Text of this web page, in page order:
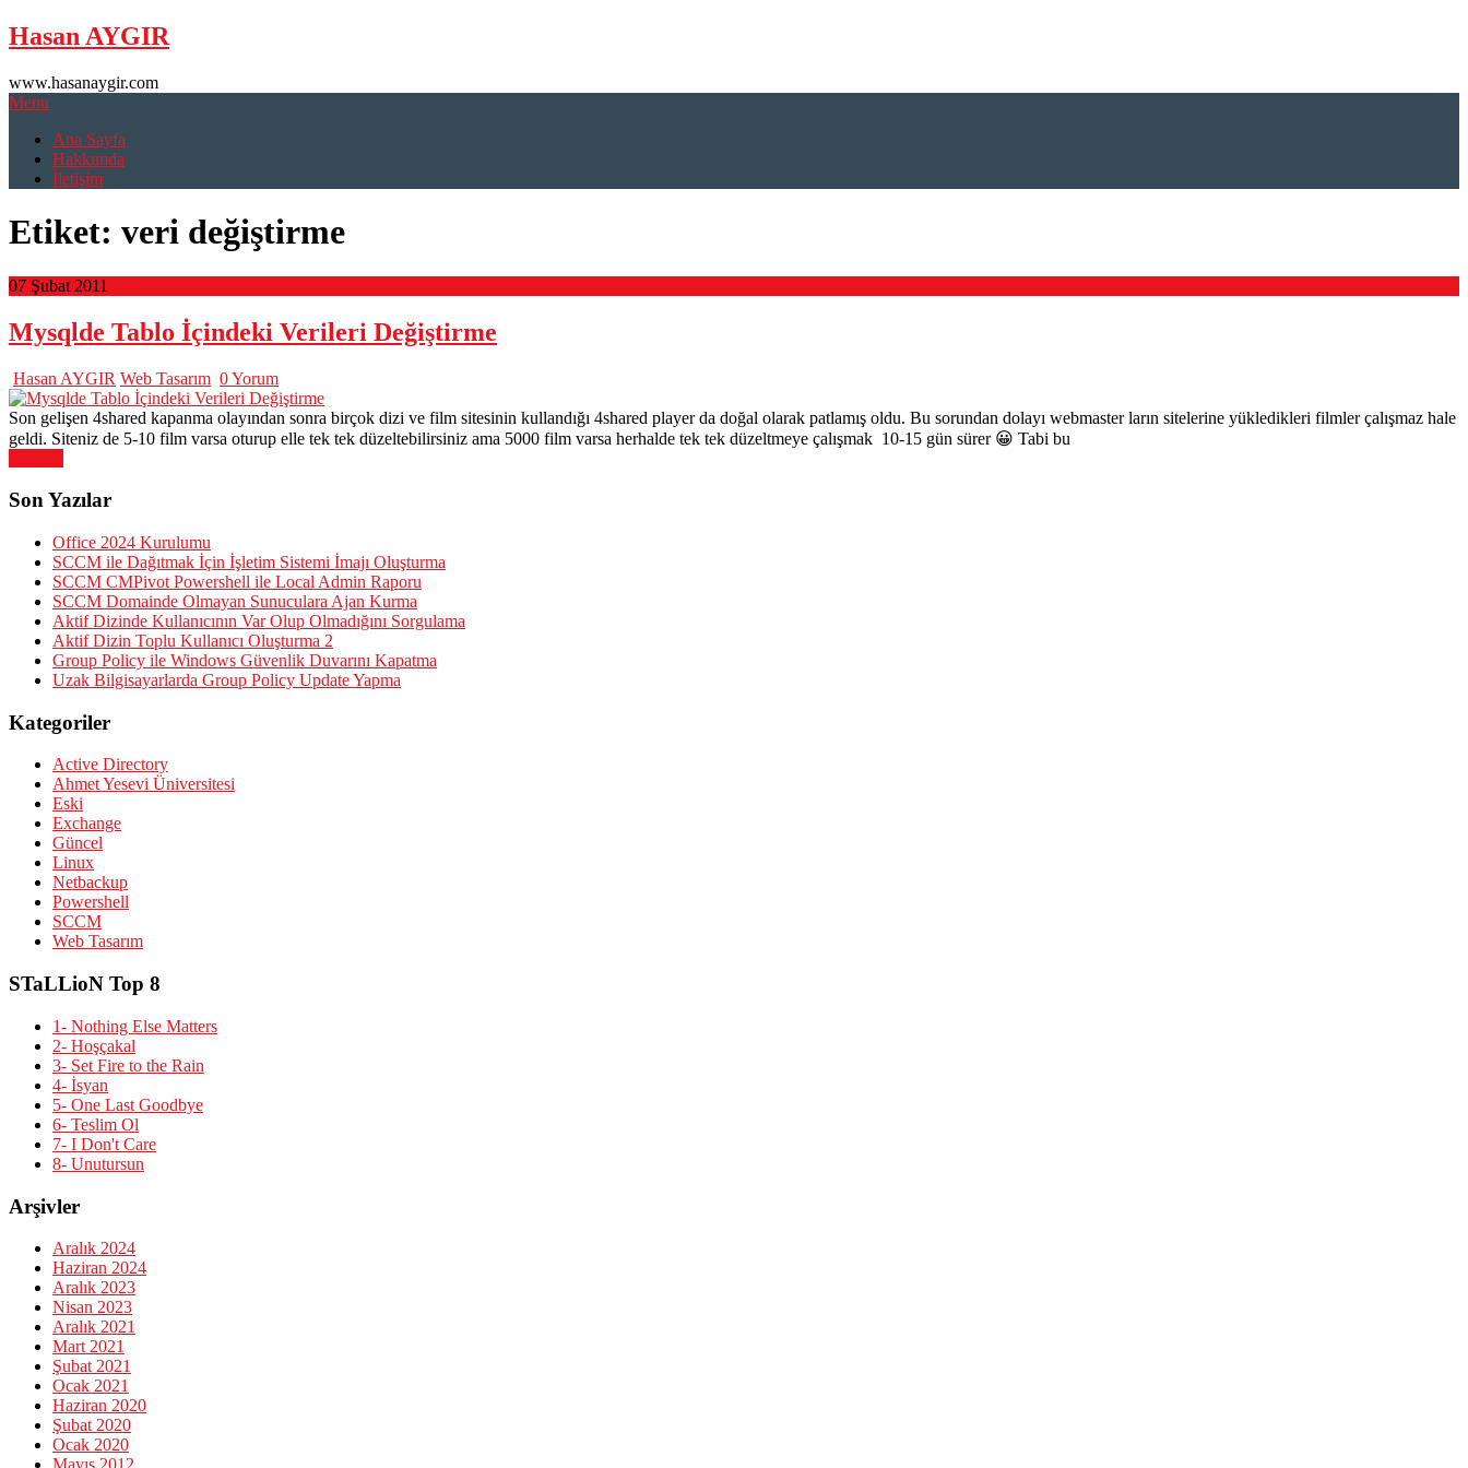
Skip
to
Hasan AYGIR
www.hasanaygir.com
Menu
Ana Sayfa
Hakkımda
İletişim
Etiket: veri değiştirme
07 Şubat 2011
Mysqlde Tablo İçindeki Verileri Değiştirme
Hasan AYGIR Web Tasarım 0 Yorum
Son gelişen 4shared kapanma olayından sonra birçok dizi ve film sitesinin kullandığı 4shared player da doğal olarak patlamış oldu. Bu sorundan dolayı webmaster ların sitelerine yükledikleri filmler çalışmaz hale
geldi. Siteniz de 5-10 film varsa oturup elle tek tek düzeltebilirsiniz ama 5000 film varsa herhalde tek tek düzeltmeye çalışmak 10-15 gün sürer 😀 Tabi bu
Son Yazılar
Office 2024 Kurulumu
SCCM ile Dağıtmak İçin İşletim Sistemi İmajı Oluşturma
SCCM CMPivot Powershell ile Local Admin Raporu
SCCM Domainde Olmayan Sunuculara Ajan Kurma
Aktif Dizinde Kullanıcının Var Olup Olmadığını Sorgulama
Aktif Dizin Toplu Kullanıcı Oluşturma 2
Group Policy ile Windows Güvenlik Duvarını Kapatma
Uzak Bilgisayarlarda Group Policy Update Yapma
Kategoriler
Active Directory
Ahmet Yesevi Üniversitesi
Eski
Exchange
Güncel
Linux
Netbackup
Powershell
SCCM
Web Tasarım
STaLLioN Top 8
1- Nothing Else Matters
2- Hoşçakal
3- Set Fire to the Rain
4- İsyan
5- One Last Goodbye
6- Teslim Ol
7- I Don't Care
8- Unutursun
Arşivler
Aralık 2024
Haziran 2024
Aralık 2023
Nisan 2023
Aralık 2021
Mart 2021
Şubat 2021
Ocak 2021
Haziran 2020
Şubat 2020
Ocak 2020